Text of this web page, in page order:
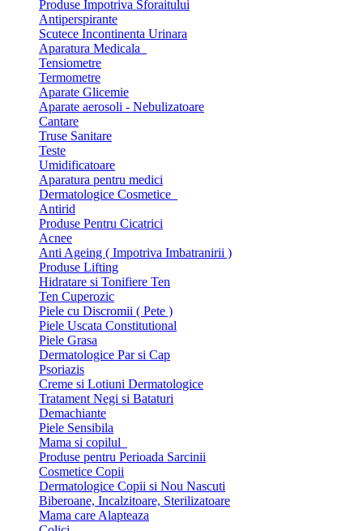
Produse Impotriva Sforaitului
Antiperspirante
Scutece Incontinenta Urinara
Aparatura Medicala
Tensiometre
Termometre
Aparate Glicemie
Aparate aerosoli - Nebulizatoare
Cantare
Truse Sanitare
Teste
Umidificatoare
Aparatura pentru medici
Dermatologice Cosmetice
Antirid
Produse Pentru Cicatrici
Acnee
Anti Ageing ( Impotriva Imbatranirii )
Produse Lifting
Hidratare si Tonifiere Ten
Ten Cuperozic
Piele cu Discromii ( Pete )
Piele Uscata Constitutional
Piele Grasa
Dermatologice Par si Cap
Psoriazis
Creme si Lotiuni Dermatologice
Tratament Negi si Bataturi
Demachiante
Piele Sensibila
Mama si copilul
Produse pentru Perioada Sarcinii
Cosmetice Copii
Dermatologice Copii si Nou Nascuti
Biberoane, Incalzitoare, Sterilizatoare
Mama care Alapteaza